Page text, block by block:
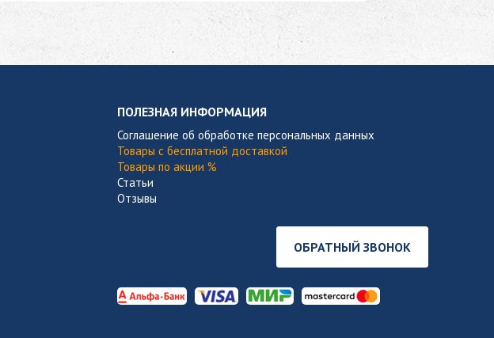
ПОЛЕЗНАЯ ИНФОРМАЦИЯ
Соглашение об обработке персональных данных
Товары с бесплатной доставкой
Товары по акции %
Статьи
Отзывы
ОБРАТНЫЙ ЗВОНОК